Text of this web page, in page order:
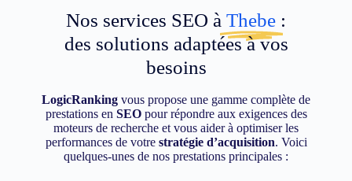
Nos services SEO à Thebe :
des solutions adaptées à vos
besoins
LogicRanking vous propose une gamme complète de
prestations en SEOpour répondre aux exigences des
moteurs de recherche et vous aider à optimiser les
performances de votre stratégie d’acquisition. Voici
quelques-unes de nos prestations principales :